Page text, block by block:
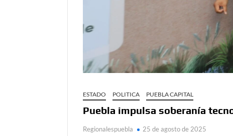
ESTADO POLITICA PUEBLA CAPITAL
Puebla impulsa soberanía
Regionalespuebla 25 de agosto de 2025